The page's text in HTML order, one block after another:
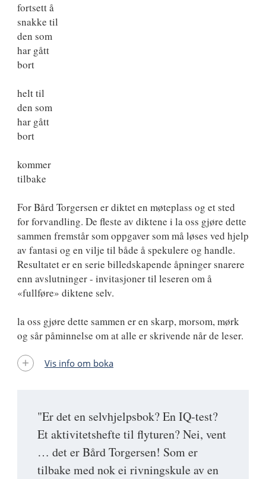
"Er det en selvhjelpsbok? En IQ-test?
Et aktivitetshefte til flyturen? Nei, vent
… det er Bård Torgersen! Som er
tilbake med nok ei rivningskule av en
fortsett å
snakke til
den som
har gått
bort
helt til
den som
har gått
bort
kommer
tilbake
For Bård Torgersen er diktet en møteplass og et sted
for forvandling. De fleste av diktene i la oss gjøre dette
sammen fremstår som oppgaver som må løses ved hjelp
av fantasi og en vilje til både å spekulere og handle.
Resultatet er en serie billedskapende åpninger snarere
enn avslutninger - invitasjoner til leseren om å
«fullføre» diktene selv.
la oss gjøre dette sammen er en skarp, morsom, mørk
og sår påminnelse om at alle er skrivende når de leser.
Vis info om boka